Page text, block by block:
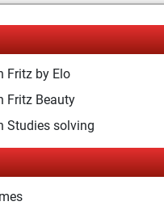
Fritz by Elo
Fritz Beauty
Studies solving